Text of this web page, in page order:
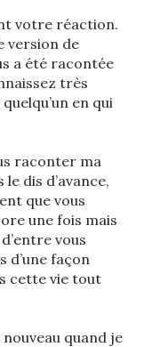
votre réaction.
version de
a été racontée
très
en qui
raconter ma
dis d’avance,
que vous
une fois mais
vous
d’une façon
cette vie tout
quand je